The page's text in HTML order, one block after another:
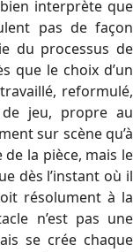
interprète que
pas de façon
du processus de
que le choix d’un
reformulé,
jeu, propre au
sur scène qu’à
la pièce, mais le
dès l’instant où il
résolument à la
n’est pas une
se crée chaque